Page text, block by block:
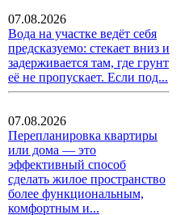
07.08.2026
Вода на участке ведёт себя
предсказуемо: стекает вниз и
задерживается там, где грунт
её не пропускает. Если под...
07.08.2026
Перепланировка квартиры
или дома — это
эффективный способ
сделать жилое пространство
более функциональным,
комфортным и...